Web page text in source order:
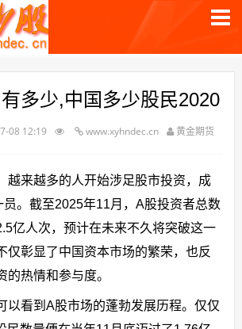
多少,中国多少股民2020
08 12:19 www.xyhndec.cn 黄金期货
越来越多的人开始涉足股市投资，成
员。截至2025年11月，A股投资者总数
亿人次，预计在未来不久将突破这一
仅彰显了中国资本市场的繁荣，也反
的热情和参与度。
以看到A股市场的蓬勃发展历程。仅仅